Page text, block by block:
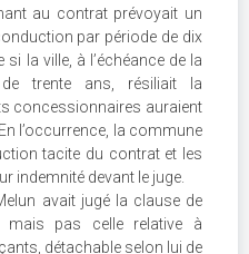
au contrat prévoyait un
par période de dix
la ville, à l’échéance de la
trente ans, résiliait la
concessionnaires auraient
l’occurrence, la commune
tacite du contrat et les
indemnité devant le juge.
avait jugé la clause de
mais pas celle relative à
détachable selon lui de